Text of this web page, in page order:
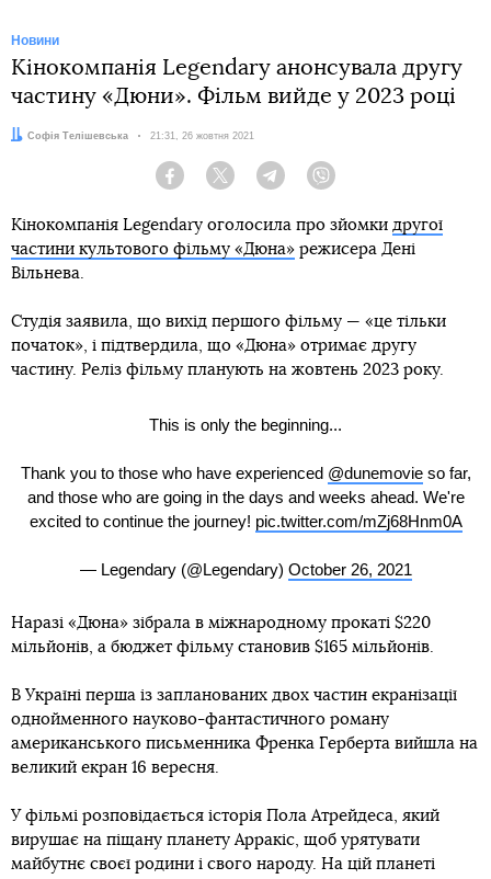
Новини
Кінокомпанія Legendary анонсувала другу
частину «Дюни». Фільм вийде у 2023 році
Автор:
Софія Телішевська Дата:
21:31, 26 жовтня 2021
Facebook Twitter Telegram
Кінокомпанія Legendary оголосила про зйомки другої
частини культового фільму «Дюна» режисера Дені
Вільнева.
Студія заявила, що вихід першого фільму — «це тільки
початок», і підтвердила, що «Дюна» отримає другу
частину. Реліз фільму планують на жовтень 2023 року.
This is only the beginning...
Thank you to those who have experienced @dunemovieso far,
and those who are going in the days and weeks ahead. We're
excited to continue the journey! pic.twitter.com/mZj68Hnm0A
— Legendary (@Legendary) October 26, 2021
Наразі «Дюна» зібрала в міжнародному прокаті $220
мільйонів, а бюджет фільму становив $165 мільйонів.
В Україні перша із запланованих двох частин екранізації
однойменного науково-фантастичного роману
американського письменника Френка Герберта вийшла на
великий екран 16 вересня.
У фільмі розповідається історія Пола Aтрейдеса, який
вирушає на піщану планету Арракіс, щоб урятувати
майбутнє своєї родини і свого народу. На цій планеті